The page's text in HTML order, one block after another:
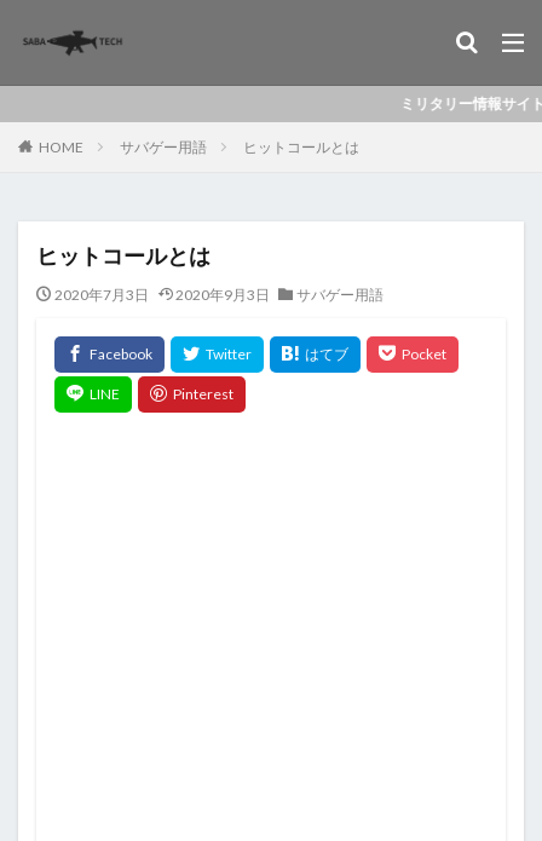
ミリタリー情報サイト「ミリレ
HOME サバゲー用語 ヒットコールとは
ヒットコールとは
2020年7月3日 2020年9月3日 サバゲー用語